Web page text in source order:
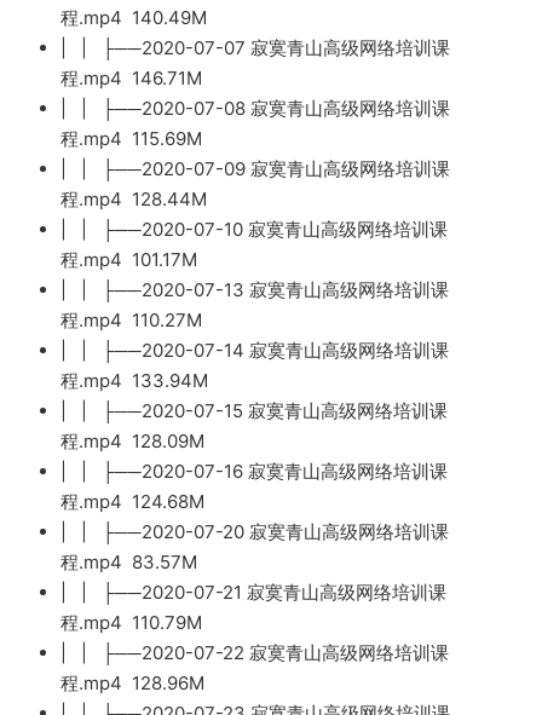
程.mp4 140.49M
| | ├──2020-07-07 寂寞青山高级网络培训课
程.mp4 146.71M
| | ├──2020-07-08 寂寞青山高级网络培训课
程.mp4 115.69M
| | ├──2020-07-09 寂寞青山高级网络培训课
程.mp4 128.44M
| | ├──2020-07-10 寂寞青山高级网络培训课
程.mp4 101.17M
| | ├──2020-07-13 寂寞青山高级网络培训课
程.mp4 110.27M
| | ├──2020-07-14 寂寞青山高级网络培训课
程.mp4 133.94M
| | ├──2020-07-15 寂寞青山高级网络培训课
程.mp4 128.09M
| | ├──2020-07-16 寂寞青山高级网络培训课
程.mp4 124.68M
| | ├──2020-07-20 寂寞青山高级网络培训课
程.mp4 83.57M
| | ├──2020-07-21 寂寞青山高级网络培训课
程.mp4 110.79M
| | ├──2020-07-22 寂寞青山高级网络培训课
程.mp4 128.96M